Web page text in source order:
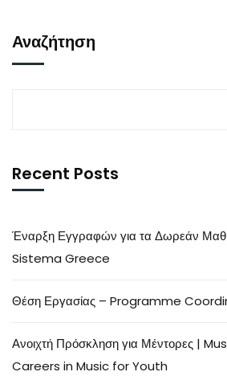
Αναζήτηση
Recent Posts
Έναρξη Εγγραφών για τα Δωρεάν
Sistema Greece
Θέση Εργασίας – Programme
Ανοιχτή Πρόσκληση για Μέντορες |
Careers in Music for Youth